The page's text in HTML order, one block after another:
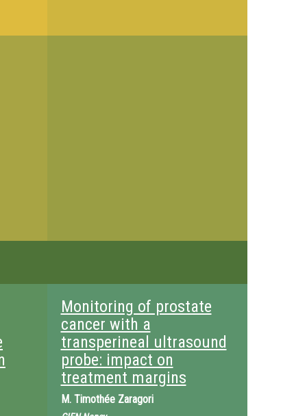
Monitoring of prostate
cancer with a
transperineal ultrasound
probe: impact on
treatment margins
M. Timothée Zaragori